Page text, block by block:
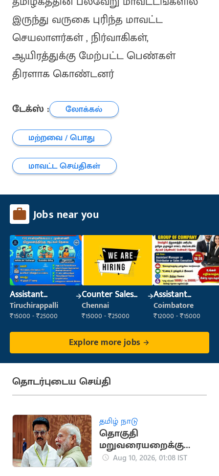
இருந்து வருகை புரிந்த மாவட்ட
செயலாளர்கள் , நிர்வாகிகள்,
ஆயிரத்துக்கு மேற்பட்ட பெண்கள்
திரளாக கொண்டனர்
டேக்ஸ் :
லோக்கல்
மற்றவை / பொது
மாவட்ட செய்திகள்
Jobs near you
Assistant
Manager
Tiruchirappalli
₹15000 - ₹25000
Counter Sales
Executive (Retail
Sales)
Chennai
₹15000 - ₹25000
Assistant
Manager
Coimbatore
₹12000 - ₹15000
Explore more jobs
தொடர்புடைய செய்தி
தமிழ் நாடு
தொகுதி
மறுவரையறைக்கு
திமுக ஆதரவை பெற
Aug 10, 2026, 01:08 IST